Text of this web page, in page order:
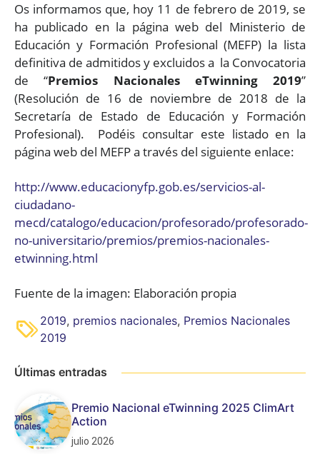
Os informamos que, hoy 11 de febrero de 2019, se
ha publicado en la página web del Ministerio de
Educación y Formación Profesional (MEFP) la lista
definitiva de admitidos y excluidos a la Convocatoria
de “Premios Nacionales eTwinning 2019”
(Resolución de 16 de noviembre de 2018 de la
Secretaría de Estado de Educación y Formación
Profesional). Podéis consultar este listado en la
página web del MEFP a través del siguiente enlace:
http://www.educacionyfp.gob.es/servicios-al-
ciudadano-
mecd/catalogo/educacion/profesorado/profesorado-
no-universitario/premios/premios-nacionales-
etwinning.html
Fuente de la imagen: Elaboración propia
2019, premios nacionales, Premios Nacionales
2019
Últimas entradas
Premio Nacional eTwinning 2025 ClimArt
Action
julio 2026